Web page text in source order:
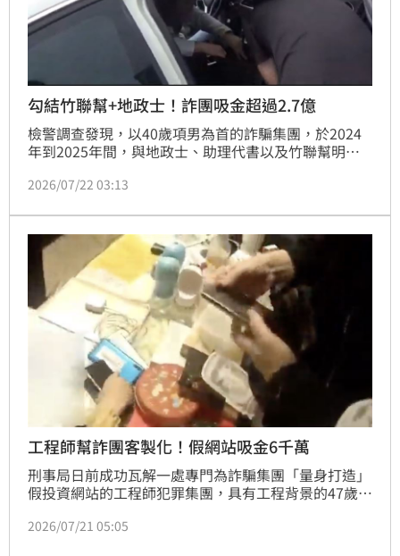
勾結竹聯幫+地政士！詐團吸金超過2.7億
檢警調查發現，以40歲項男為首的詐騙集團，於2024
年到2025年間，與地政士、助理代書以及竹聯幫明仁
曹興誠名義，誘導下載投資APP，騙取被害人大量現
款，導致被害人損失共超過4400萬元。
2026/07/22 03:13
工程師幫詐團客製化！假網站吸金6千萬
刑事局日前成功瓦解一處專門為詐騙集團「量身打造」
假投資網站的工程師犯罪集團，具有工程背景的47歲陳
師，對外接單幫詐騙機房架設網站。總計有125名民眾
2026/07/21 05:05